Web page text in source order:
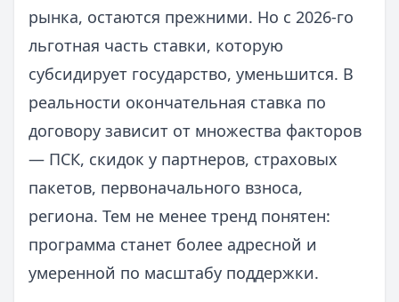
рынка, остаются прежними. Но с 2026-го
льготная часть ставки, которую
субсидирует государство, уменьшится. В
реальности окончательная ставка по
договору зависит от множества факторов
— ПСК, скидок у партнеров, страховых
пакетов, первоначального взноса,
региона. Тем не менее тренд понятен:
программа станет более адресной и
умеренной по масштабу поддержки.